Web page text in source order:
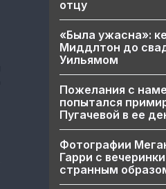
отцу
«Была ужасна»:
Миддлтон до
Уильямом
Пожелания с
попытался
Пугачевой в ее
Фотографии
Гарри с
странным